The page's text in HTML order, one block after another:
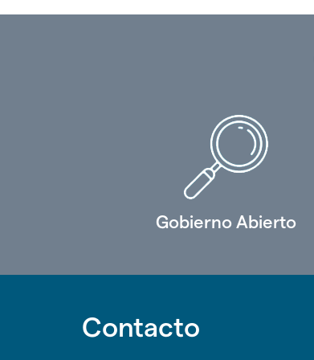
Gobierno Abierto
Contacto